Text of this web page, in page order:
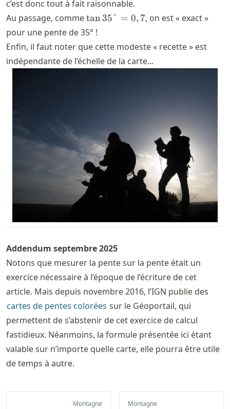
c’est donc tout à fait raisonnable.
Au passage, comme\tan
35°
0,7
tan35° = 0, 7, on est « exact »
pour une pente de 35° !
Enfin, il faut noter que cette modeste « recette » est
indépendante de l’échelle de la carte...
Addendum septembre 2025
Notons que mesurer la pente sur la pente était un
exercice nécessaire à l’époque de l’écriture de cet
article. Mais depuis novembre 2016, l’IGN publie des
cartes de pentes colorées sur le Géoportail, qui
permettent de s’abstenir de cet exercice de calcul
fastidieux. Néanmoins, la formule présentée ici étant
valable sur n’importe quelle carte, elle pourra être utile
de temps à autre.
Montagne Montagne